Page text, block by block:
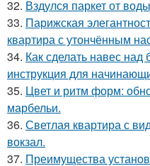
32. Вздулся паркет от
33. Парижская
квартира с утончённым
34. Как сделать навес
инструкция для
35. Цвет и ритм форм:
марбельи.
36. Светлая квартира с
вокзал.
37. Преимущества